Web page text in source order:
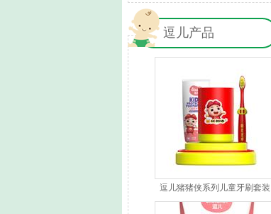
逗儿产品
逗儿猪猪侠系列儿童牙刷套装